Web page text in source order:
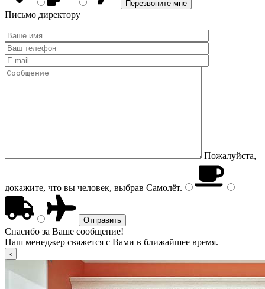
Письмо директору
Пожалуйста,
докажите, что вы человек, выбрав Самолёт.
Спасибо за Ваше сообщение!
Наш менеджер свяжется с Вами в ближайшее время.